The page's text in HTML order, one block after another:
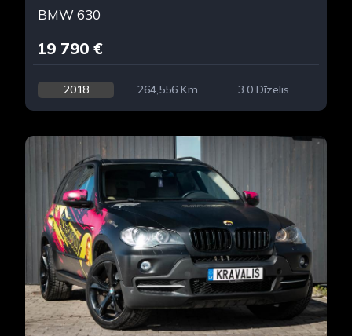
BMW 630
19 790 €
2018 264,556 Km 3.0 Dīzelis